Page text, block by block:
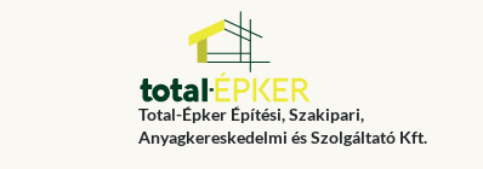
Total-Épker Építési, Szakipari,
Anyagkereskedelmi és Szolgáltató Kft.